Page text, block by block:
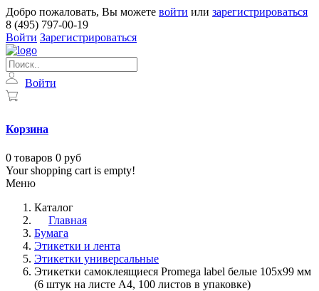
Добро пожаловать, Вы можете войти или зарегистрироваться
8 (495) 797-00-19
Войти Зарегистрироваться
Войти
Корзина
0 товаров 0 руб
Your shopping cart is empty!
Меню
Каталог
Главная
Бумага
Этикетки и лента
Этикетки универсальные
Этикетки самоклеящиеся Promega label белые 105х99 мм
(6 штук на листе А4, 100 листов в упаковке)